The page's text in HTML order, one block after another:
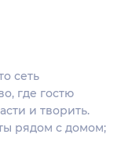
сеть
где гостю
и творить.
рядом с домом;